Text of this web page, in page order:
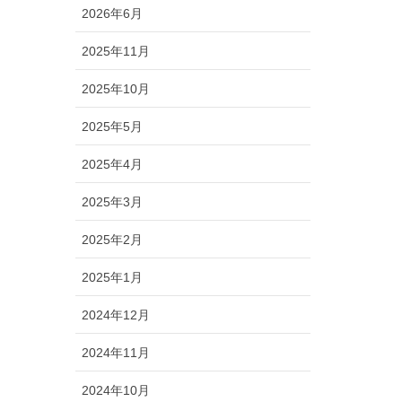
2026年6月
2025年11月
2025年10月
2025年5月
2025年4月
2025年3月
2025年2月
2025年1月
2024年12月
2024年11月
2024年10月